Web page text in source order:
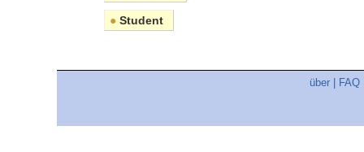
● Student
über FAQ